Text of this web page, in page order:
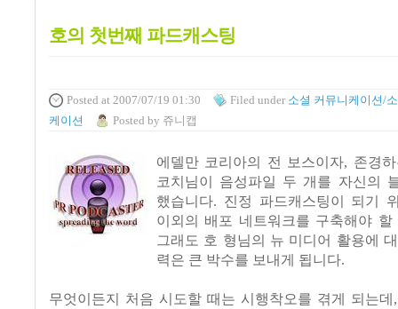
호의 첫번째 파드캐스팅
Posted at 2007/07/19 01:30 Filed under 소셜 커뮤니케이션/
케이션
Posted by 쥬니캡
에델만 코리아의 전 보스이자, 존경
코치님이 음성파일 두 개를 자신의
했습니다. 진정 파드캐스팅이 되기
이외의 배포 네트워크를 구축해야 할
그래도 호 형님의 뉴 미디어 활용에
력은 큰 박수를 보내게 됩니다.
무엇이든지 처음 시도할 때는 시행착오를 겪게 되는